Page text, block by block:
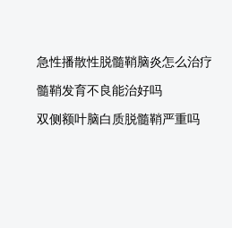
急性播散性脱髓鞘脑炎怎么治疗
髓鞘发育不良能治好吗
双侧额叶脑白质脱髓鞘严重吗